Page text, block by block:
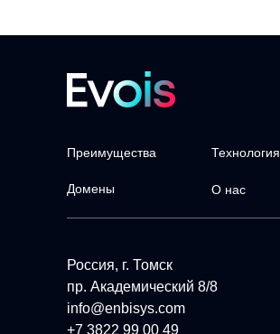
Россия, г. Томск
пр. Академический 8/8
info@enbisys.com
+7 3822 99 00 49
Преимущества Технология
Домены О нас